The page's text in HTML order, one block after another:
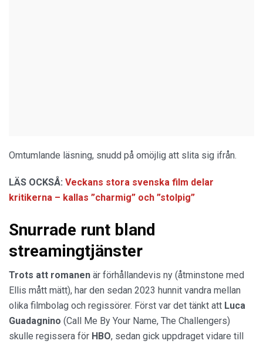
Omtumlande läsning, snudd på omöjlig att slita sig ifrån.
LÄS OCKSÅ: Veckans stora svenska film delar
kritikerna – kallas ”charmig” och ”stolpig”
Snurrade runt bland
streamingtjänster
Trots att romanen är förhållandevis ny (åtminstone med
Ellis mått mätt), har den sedan 2023 hunnit vandra mellan
olika filmbolag och regissörer. Först var det tänkt att Luca
Guadagnino (Call Me By Your Name, The Challengers)
skulle regissera för HBO, sedan gick uppdraget vidare till